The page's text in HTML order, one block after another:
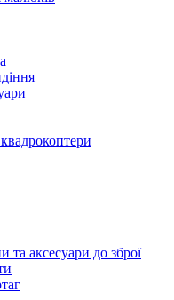
та аксесуари до зброї